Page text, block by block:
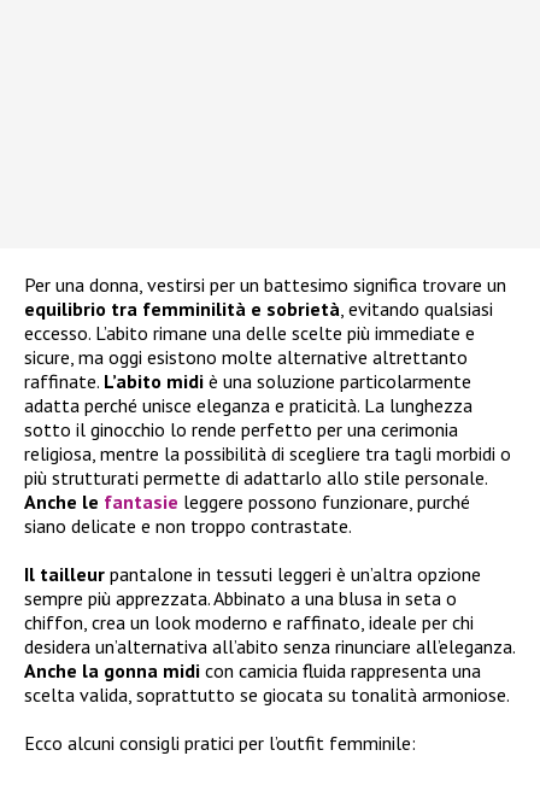
Per una donna, vestirsi per un battesimo significa trovare un
equilibrio tra femminilità e sobrietà, evitando qualsiasi
eccesso. L’abito rimane una delle scelte più immediate e
sicure, ma oggi esistono molte alternative altrettanto
raffinate. L’abito midi è una soluzione particolarmente
adatta perché unisce eleganza e praticità. La lunghezza
sotto il ginocchio lo rende perfetto per una cerimonia
religiosa, mentre la possibilità di scegliere tra tagli morbidi o
più strutturati permette di adattarlo allo stile personale.
Anche le fantasie leggere possono funzionare, purché
siano delicate e non troppo contrastate.
Il tailleur pantalone in tessuti leggeri è un’altra opzione
sempre più apprezzata. Abbinato a una blusa in seta o
chiffon, crea un look moderno e raffinato, ideale per chi
desidera un’alternativa all’abito senza rinunciare all’eleganza.
Anche la gonna midi con camicia fluida rappresenta una
scelta valida, soprattutto se giocata su tonalità armoniose.
Ecco alcuni consigli pratici per l’outfit femminile: